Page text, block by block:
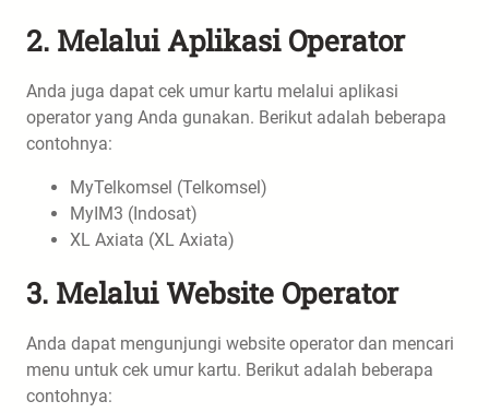
2. Melalui Aplikasi Operator
Anda juga dapat cek umur kartu melalui aplikasi
operator yang Anda gunakan. Berikut adalah beberapa
contohnya:
MyTelkomsel (Telkomsel)
MyIM3 (Indosat)
XL Axiata (XL Axiata)
3. Melalui Website Operator
Anda dapat mengunjungi website operator dan mencari
menu untuk cek umur kartu. Berikut adalah beberapa
contohnya: